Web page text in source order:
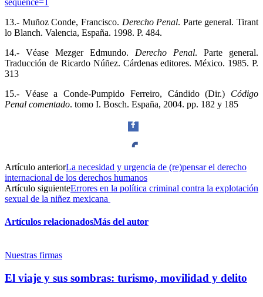
13.- Muñoz Conde, Francisco. Derecho Penal. Parte general. Tirant
lo Blanch. Valencia, España. 1998. P. 484.
14.- Véase Mezger Edmundo. Derecho Penal. Parte general.
Traducción de Ricardo Núñez. Cárdenas editores. México. 1985. P.
313
15.- Véase a Conde-Pumpido Ferreiro, Cándido (Dir.) Código
Penal comentado. tomo I. Bosch. España, 2004. pp. 182 y 185
Facebook
Artículo anteriorLa necesidad y urgencia de (re)pensar el derecho
internacional de los derechos humanos
Artículo siguienteErrores en la política criminal contra la explotación
sexual de la niñez mexicana
Artículos relacionadosMás del autor
Nuestras firmas
El viaje y sus sombras: turismo, movilidad y delito